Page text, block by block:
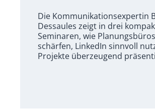
Die Kommunikationsexpertin
Dessaules zeigt in drei
Seminaren, wie
schärfen, LinkedIn sinnvoll
Projekte überzeugend